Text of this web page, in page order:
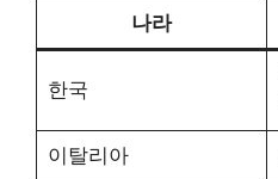
나라
한국
이탈리아